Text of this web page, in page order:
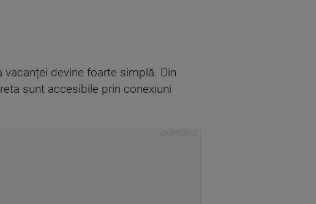
devine foarte simplă. Din
sunt accesibile prin conexiuni